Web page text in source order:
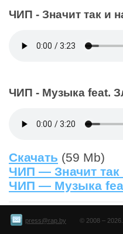
ЧИП - Значит так и
ЧИП - Музыка feat.
Скачать (59 Mb)
ЧИП — Значит так
ЧИП — Музыка
press@rap.by © 2008 –